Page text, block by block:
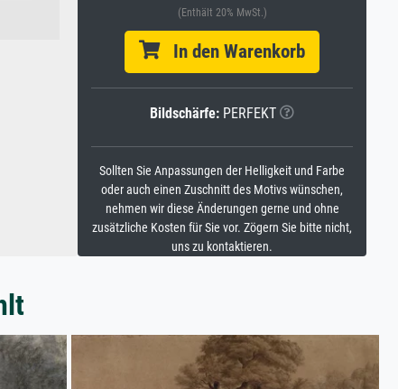
(Enthält 20% MwSt.)
In den Warenkorb
Bildschärfe: PERFEKT
Sollten Sie Anpassungen der Helligkeit und Farbe
oder auch einen Zuschnitt des Motivs wünschen,
nehmen wir diese Änderungen gerne und ohne
zusätzliche Kosten für Sie vor. Zögern Sie bitte nicht,
uns zu kontaktieren.